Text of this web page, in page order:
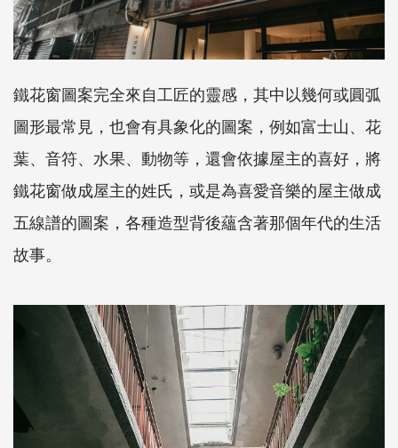
鐵花窗圖案完全來自工匠的靈感，其中以幾何或圓弧
圖形最常見，也會有具象化的圖案，例如富士山、花
葉、音符、水果、動物等，還會依據屋主的喜好，將
鐵花窗做成屋主的姓氏，或是為喜愛音樂的屋主做成
五線譜的圖案，各種造型背後蘊含著那個年代的生活
故事。